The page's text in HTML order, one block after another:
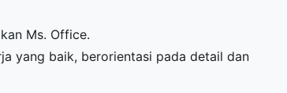
Ms. Office.
yang baik, berorientasi pada detail dan